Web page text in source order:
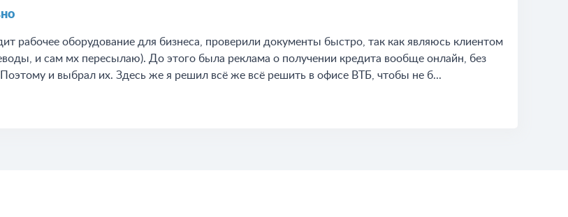
рабочее оборудование для бизнеса, проверили документы быстро, так как являюсь клиентом
и сам мх пересылаю). До этого была реклама о получении кредита вообще онлайн, без
Поэтому и выбрал их. Здесь же я решил всё же всё решить в офисе ВТБ, чтобы не б...